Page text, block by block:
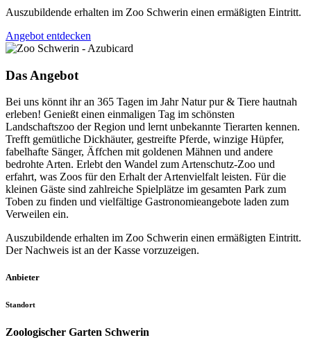
Auszubildende erhalten im Zoo Schwerin einen ermäßigten Eintritt.
Angebot entdecken
Das Angebot
Bei uns könnt ihr an 365 Tagen im Jahr Natur pur & Tiere hautnah
erleben! Genießt einen einmaligen Tag im schönsten
Landschaftszoo der Region und lernt unbekannte Tierarten kennen.
Trefft gemütliche Dickhäuter, gestreifte Pferde, winzige Hüpfer,
fabelhafte Sänger, Äffchen mit goldenen Mähnen und andere
bedrohte Arten. Erlebt den Wandel zum Artenschutz-Zoo und
erfahrt, was Zoos für den Erhalt der Artenvielfalt leisten. Für die
kleinen Gäste sind zahlreiche Spielplätze im gesamten Park zum
Toben zu finden und vielfältige Gastronomieangebote laden zum
Verweilen ein.
Auszubildende erhalten im Zoo Schwerin einen ermäßigten Eintritt.
Der Nachweis ist an der Kasse vorzuzeigen.
Anbieter
Standort
Zoologischer Garten Schwerin